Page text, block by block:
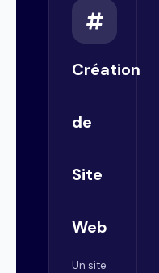
Création
de
Site
Web
Un site